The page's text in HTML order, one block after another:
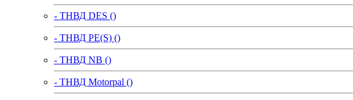
- ТНВД DES ()
- ТНВД PE(S) ()
- ТНВД NB ()
- ТНВД Motorpal ()